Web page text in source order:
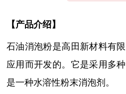
【产品介绍】
石油消泡粉是高田新材料有
应用而开发的。它是采用多
是一种水溶性粉末消泡剂。